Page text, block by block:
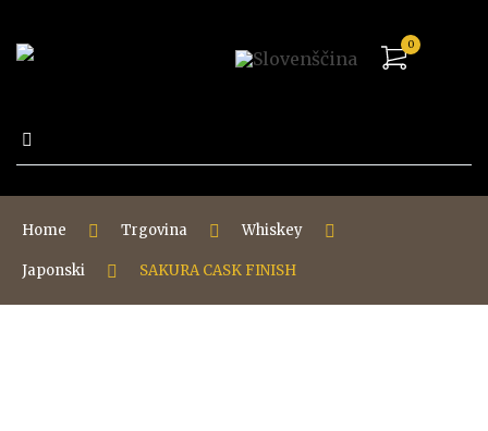
Išči:
0
Home Trgovina Whiskey
Japonski SAKURA CASK FINISH